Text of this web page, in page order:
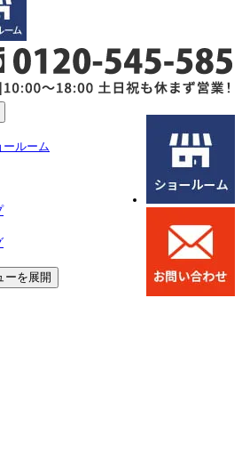
ールーム
ーを展開